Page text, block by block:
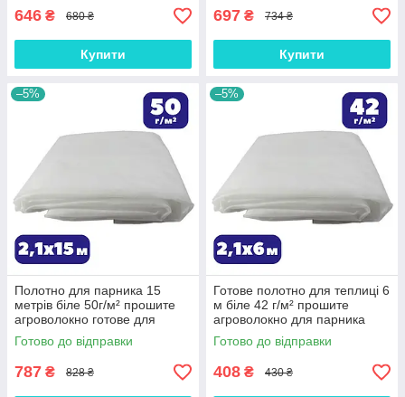
646 ₴ 680 ₴
Купити
697 ₴ 734 ₴
Купити
–5%
Полотно для парника 15
метрів біле 50г/м² прошите
агроволокно готове для
теплиці Shadow зимово-
весняне на зиму
Готово до відправки
787 ₴ 828 ₴
–5%
Готове полотно для теплиці 6
м біле 42 г/м² прошите
агроволокно для парника
Shadow зимово-весняне на
зиму
Готово до відправки
408 ₴ 430 ₴